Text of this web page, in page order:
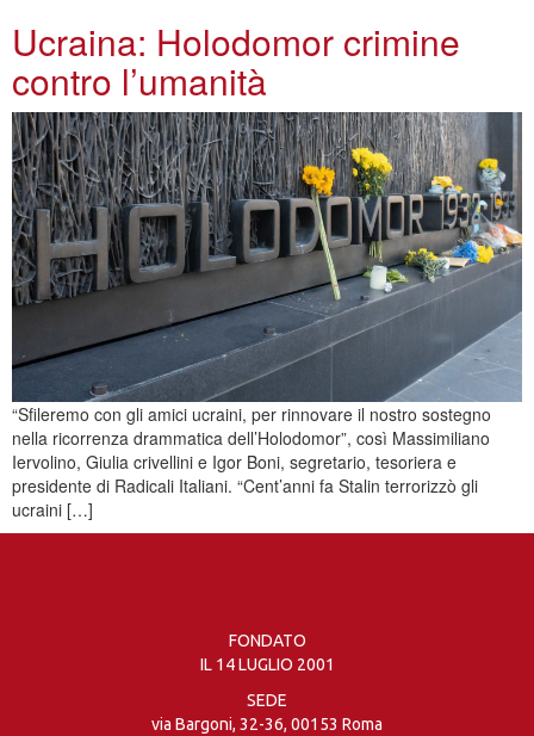
Ucraina: Holodomor crimine
contro l’umanità
“Sfileremo con gli amici ucraini, per rinnovare il nostro sostegno
nella ricorrenza drammatica dell’Holodomor”, così Massimiliano
Iervolino, Giulia crivellini e Igor Boni, segretario, tesoriera e
presidente di Radicali Italiani. “Cent’anni fa Stalin terrorizzò gli
ucraini […]
FONDATO
IL 14 LUGLIO 2001
SEDE
via Bargoni, 32-36, 00153 Roma